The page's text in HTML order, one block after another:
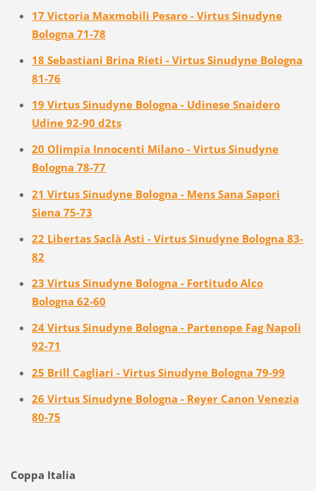
17 Victoria Maxmobili Pesaro - Virtus Sinudyne
Bologna 71-78
18 Sebastiani Brina Rieti - Virtus Sinudyne Bologna
81-76
19 Virtus Sinudyne Bologna - Udinese Snaidero
Udine 92-90 d2ts
20 Olimpia Innocenti Milano - Virtus Sinudyne
Bologna 78-77
21 Virtus Sinudyne Bologna - Mens Sana Sapori
Siena 75-73
22 Libertas Saclà Asti - Virtus Sinudyne Bologna 83-
82
23 Virtus Sinudyne Bologna - Fortitudo Alco
Bologna 62-60
24 Virtus Sinudyne Bologna - Partenope Fag Napoli
92-71
25 Brill Cagliari - Virtus Sinudyne Bologna 79-99
26 Virtus Sinudyne Bologna - Reyer Canon Venezia
80-75
Coppa Italia